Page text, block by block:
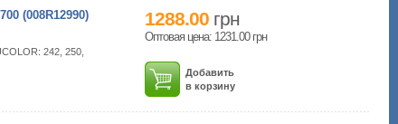
(008R12990)
242, 250,
1288.00 грн
Оптовая цена: 1231.00 грн
Добавить
в корзину